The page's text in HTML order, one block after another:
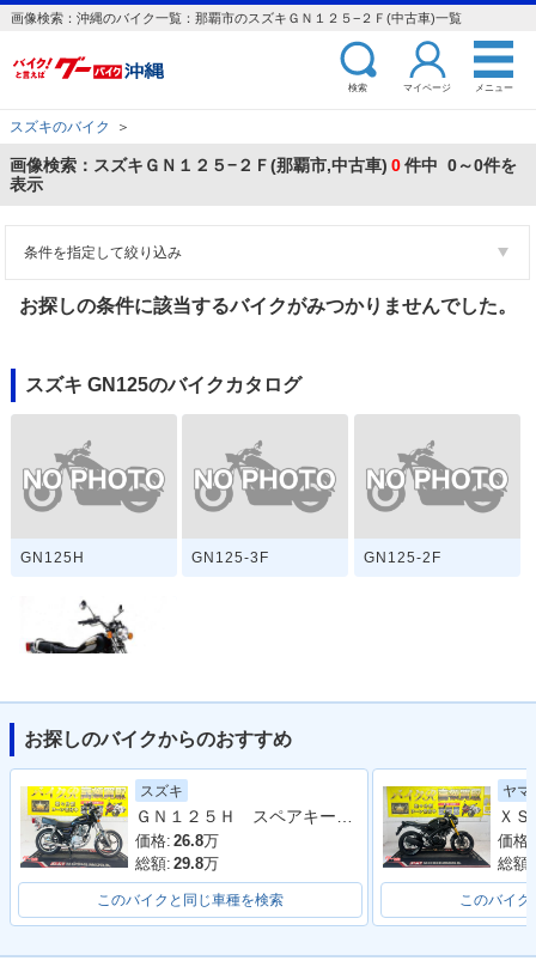
画像検索：沖縄のバイク一覧：那覇市のスズキＧＮ１２５−２Ｆ(中古車)一覧
検索 マイページ メニュー
スズキのバイク ＞
画像検索：スズキＧＮ１２５−２Ｆ(那覇市,中古車) 0件中 0～0件を
表示
条件を指定して絞り込み
お探しの条件に該当するバイクがみつかりませんでした。
スズキ GN125のバイクカタログ
GN125H GN125-3F GN125-2F
GN125
お探しのバイクからのおすすめ
スズキ
ＧＮ１２５Ｈ スペアキー サイドスタンド センタースタンド
価格: 26.8万
総額: 29.8万
このバイクと同じ車種を検索
ヤマ
価格:
総額:
このバイク